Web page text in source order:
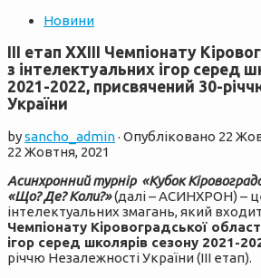
Новини
ІІІ етап XХІІІ Чемпіонату
з інтелектуальних ігор серед
2021-2022, присвячений 30-
України
bysancho_admin· Опубліковано 22
22 Жовтня, 2021
Асинхронний турнір «Кубок
«Що? Де? Коли?»(далі – АСИНХРОН) –
інтелектуальних змагань, який
Чемпіонату Кіровоградської
ігор серед школярів сезону 2021-
річчю Незалежності України (ІІІ етап).